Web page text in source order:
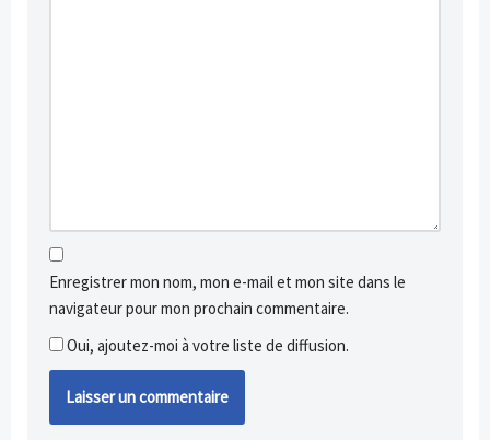
Enregistrer mon nom, mon e-mail et mon site dans le
navigateur pour mon prochain commentaire.
Oui, ajoutez-moi à votre liste de diffusion.